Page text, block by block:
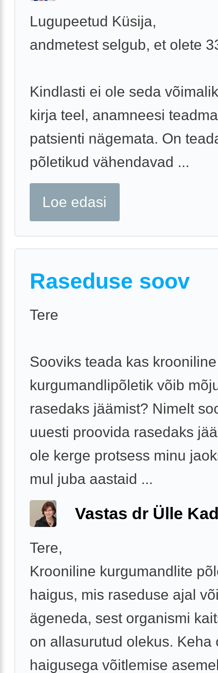
Lugupeetud Küsija,
andmetest selgub, et olete
Kindlasti ei ole seda
kirja teel, anamneesi
patsienti nägemata. On
põletikud vähendavad ...
Loe edasi
Raseduse soov
Tere
Sooviks teada kas krooniline
kurgumandlipõletik võib
rasedaks jäämist? Nimelt
uuesti proovida rasedaks
ole kerge protsess minu
mul juba aastaid ...
Vastas dr Ülle
Tere,
Krooniline kurgumandlite
haigus, mis raseduse ajal
ägeneda, sest organismi
on allasurutud olekus. Keha
haigusega võitlemise